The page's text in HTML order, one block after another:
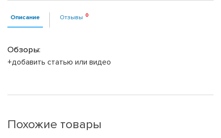
Описание Отзывы
Обзоры:
+добавить статью или видео
Похожие товары